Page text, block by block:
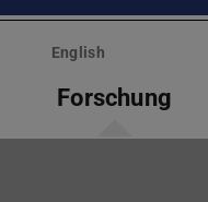
English
Forschung